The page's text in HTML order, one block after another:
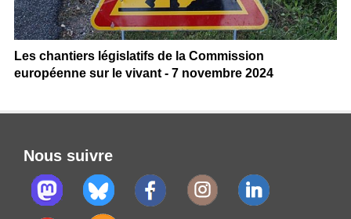
Les chantiers législatifs de la Commission
européenne sur le vivant - 7 novembre 2024
Nous suivre